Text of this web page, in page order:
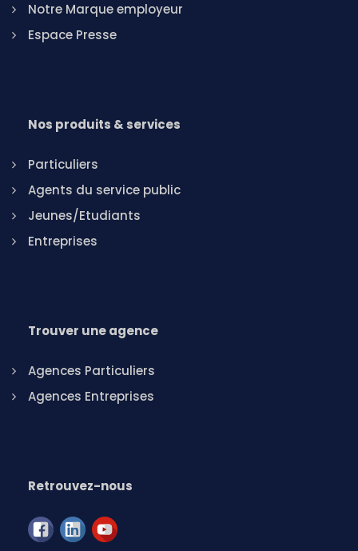
Notre Marque employeur
Espace Presse
Nos produits & services
Particuliers
Agents du service public
Jeunes/Etudiants
Entreprises
Trouver une agence
Agences Particuliers
Agences Entreprises
Retrouvez-nous